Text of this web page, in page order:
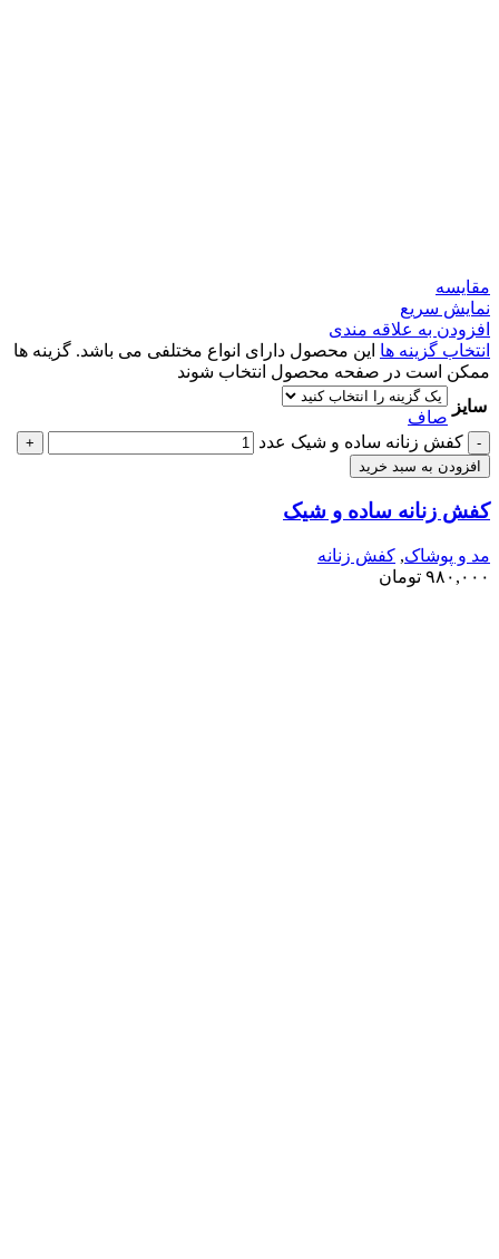
مقايسه
نمایش سریع
افزودن به علاقه مندی
انتخاب گزینه ها این محصول دارای انواع مختلفی می باشد. گزینه ها
ممکن است در صفحه محصول انتخاب شوند
سایز
صاف
- کفش زنانه ساده و شیک عدد
+
افزودن به سبد خرید
کفش زنانه ساده و شیک
مد و پوشاک, کفش زنانه
۹۸۰,۰۰۰ تومان